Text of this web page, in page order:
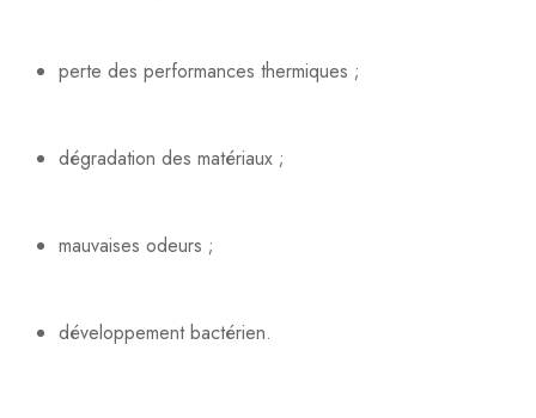
perte des performances thermiques ;
dégradation des matériaux ;
mauvaises odeurs ;
développement bactérien.